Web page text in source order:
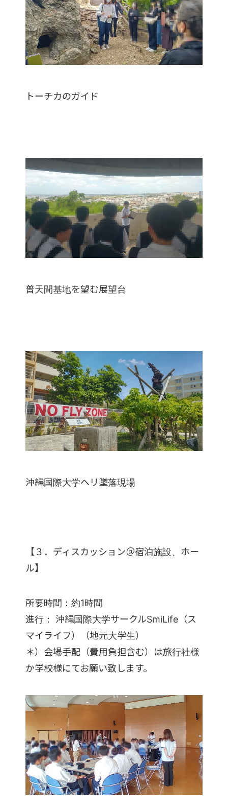
トーチカのガイド
普天間基地を望む展望台
沖縄国際大学ヘリ墜落現場
【３．ディスカッション＠宿泊施設、ホー
ル】
所要時間：約1時間
進行： 沖縄国際大学サークルSmiLife（ス
マイライフ）（地元大学生）
＊）会場手配（費用負担含む）は旅行社様
か学校様にてお願い致します。